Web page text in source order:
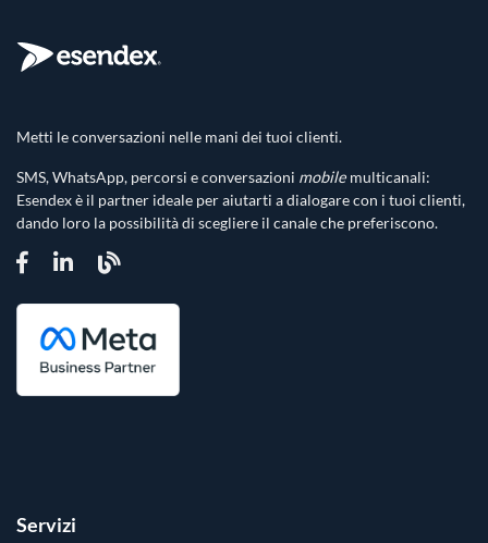
Metti le conversazioni nelle mani dei tuoi clienti.
SMS, WhatsApp, percorsi e conversazioni mobile multicanali:
Esendex è il partner ideale per aiutarti a dialogare con i tuoi clienti,
dando loro la possibilità di scegliere il canale che preferiscono.
Servizi